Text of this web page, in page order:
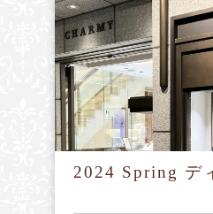
2024 Spring デ